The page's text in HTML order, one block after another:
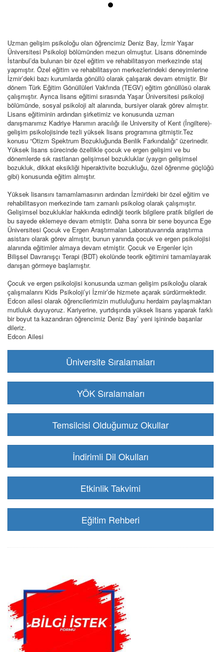
Uzman gelişim psikoloğu olan öğrencimiz Deniz Bay, İzmir Yaşar
Üniversitesi Psikoloji bölümünden mezun olmuştur. Lisans döneminde
İstanbul’da bulunan bir özel eğitim ve rehabilitasyon merkezinde staj
yapmıştır. Özel eğitim ve rehabilitasyon merkezlerindeki deneyimlerine
İzmir’deki bazı kurumlarda gönüllü olarak çalışarak devam etmiştir. Bir
dönem Türk Eğitim Gönüllüleri Vakfında (TEGV) eğitim gönüllüsü olarak
çalışmıştır. Ayrıca lisans eğitimi sırasında Yaşar Üniversitesi psikoloji
bölümünde, sosyal psikoloji alt alanında, bursiyer olarak görev almıştır.
Lisans eğitiminin ardından şirketimiz ve konusunda uzman
danışmanımız Kadriye Hanımın aracılığı ile University of Kent (İngiltere)-
gelişim psikolojisinde tezli yüksek lisans programına gitmiştir.Tez
konusu “Otizm Spektrum Bozukluğunda Benlik Farkındalığı” üzerinedir.
Yüksek lisans sürecinde özellikle çocuk ve ergen gelişimi ve bu
dönemlerde sık rastlanan gelişimsel bozukluklar (yaygın gelişimsel
bozukluk, dikkat eksikliği hiperaktivite bozukluğu, özel öğrenme güçlüğü
gibi) konusunda eğitim almıştır.
Yüksek lisansını tamamlamasının ardından İzmir'deki bir özel eğitim ve
rehabilitasyon merkezinde tam zamanlı psikolog olarak çalışmıştır.
Gelişimsel bozukluklar hakkında edindiği teorik bilgilere pratik bilgileri de
bu sayede eklemeye devam etmiştir. Daha sonra bir sene boyunca Ege
Üniversitesi Çocuk ve Ergen Araştırmaları Laboratuvarında araştırma
asistanı olarak görev almıştır, bunun yanında çocuk ve ergen psikolojisi
alanında eğitimler almaya devam etmiştir. Çocuk ve Ergenler için
Bilişsel Davranışçı Terapi (BDT) ekolünde teorik eğitimini tamamlayarak
danışan görmeye başlamıştır.
Çocuk ve ergen psikolojisi konusunda uzman gelişim psikoloğu olarak
çalışmalarını Kids Psikoloji’yi İzmir’de hizmete açarak sürdürmektedir.
Edcon ailesi olarak öğrencilerimizin mutluluğunu herdaim paylaşmaktan
mutluluk duyuyoruz. Kariyerine, yurtdışında yüksek lisans yaparak farklı
bir boyut ta kazandıran öğrencimiz Deniz Bay’ yeni işininde başarılar
dileriz.
Edcon Ailesi
Üniversite Sıralamaları
YÖK Sıralamaları
Temsilcisi Olduğumuz Okullar
İndirimli Dil Okulları
Etkinlik Takvimi
Eğitim Rehberi